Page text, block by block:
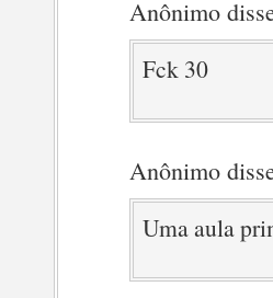
Anônimo
Fck 30
Anônimo
Uma aula